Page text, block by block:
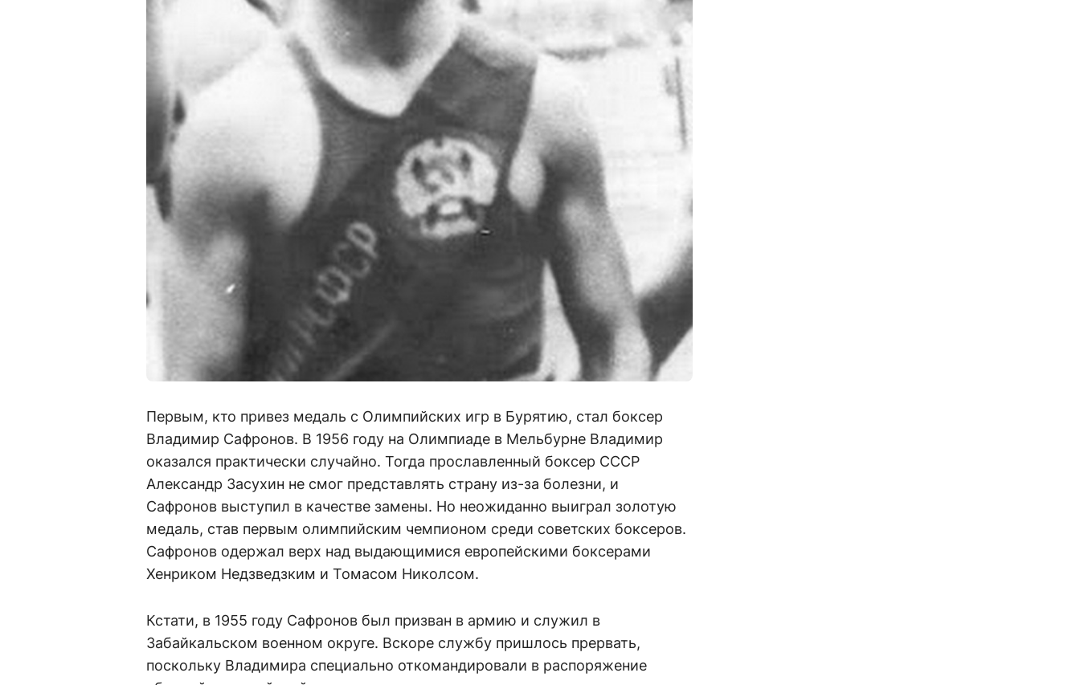
Первым, кто привез медаль с Олимпийских игр в Бурятию, стал боксер
Владимир Сафронов. В 1956 году на Олимпиаде в Мельбурне Владимир
оказался практически случайно. Тогда прославленный боксер СССР
Александр Засухин не смог представлять страну из-за болезни, и
Сафронов выступил в качестве замены. Но неожиданно выиграл золотую
медаль, став первым олимпийским чемпионом среди советских боксеров.
Сафронов одержал верх над выдающимися европейскими боксерами
Хенриком Недзведзким и Томасом Николсом.
Кстати, в 1955 году Сафронов был призван в армию и служил в
Забайкальском военном округе. Вскоре службу пришлось прервать,
поскольку Владимира специально откомандировали в распоряжение